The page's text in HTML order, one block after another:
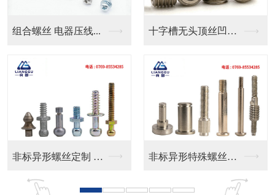
十字槽无头顶丝凹端机...
非标异形特殊螺丝定制
良固五金定制气管防水...